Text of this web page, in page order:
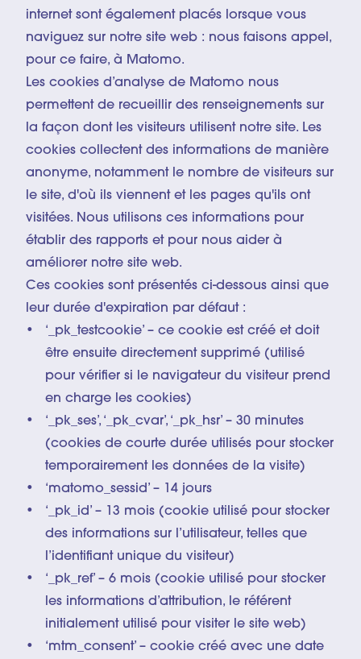
internet sont également placés lorsque vous
naviguez sur notre site web : nous faisons appel,
pour ce faire, à Matomo.
Les cookies d’analyse de Matomo nous
permettent de recueillir des renseignements sur
la façon dont les visiteurs utilisent notre site. Les
cookies collectent des informations de manière
anonyme, notamment le nombre de visiteurs sur
le site, d'où ils viennent et les pages qu'ils ont
visitées. Nous utilisons ces informations pour
établir des rapports et pour nous aider à
améliorer notre site web.
Ces cookies sont présentés ci-dessous ainsi que
leur durée d'expiration par défaut :
‘_pk_testcookie’ – ce cookie est créé et doit
être ensuite directement supprimé (utilisé
pour vérifier si le navigateur du visiteur prend
en charge les cookies)
‘_pk_ses’, ‘_pk_cvar’, ‘_pk_hsr’ – 30 minutes
(cookies de courte durée utilisés pour stocker
temporairement les données de la visite)
‘matomo_sessid’ – 14 jours
‘_pk_id’ – 13 mois (cookie utilisé pour stocker
des informations sur l’utilisateur, telles que
l’identifiant unique du visiteur)
‘_pk_ref’ – 6 mois (cookie utilisé pour stocker
les informations d’attribution, le référent
initialement utilisé pour visiter le site web)
‘mtm_consent’ – cookie créé avec une date